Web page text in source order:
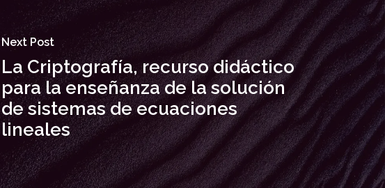
Next Post
La Criptografía, recurso didáctico
para la enseñanza de la solución
de sistemas de ecuaciones
lineales